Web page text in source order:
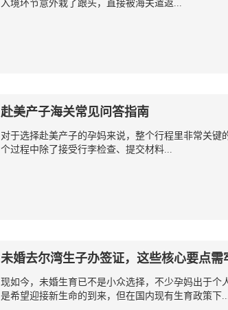
入境环节意外栽了跟头，直接被海关遣返...
赴美产子海关常见问答指南
对于选择赴美产子的孕妈来说，整个行程里非常关键
个过程中除了接受行李检查、提交材料...
未婚去尔湾生子办签证，这些核心要点需
现如今，未婚生育已不是小众选择，不少孕妈出于个
是希望迎接新生命的到来，但在国内现有生育政策下